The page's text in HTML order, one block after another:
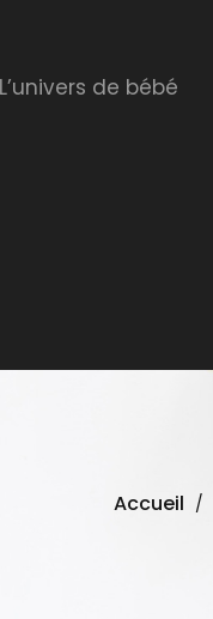
L’univers de bébé
Accueil